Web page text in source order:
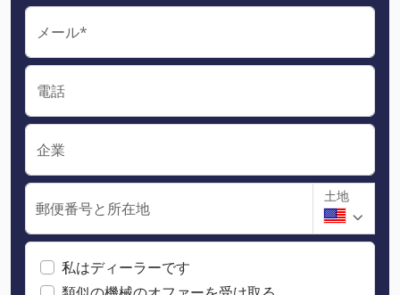
メール*
電話
企業
郵便番号と所在地
土地
私はディーラーです